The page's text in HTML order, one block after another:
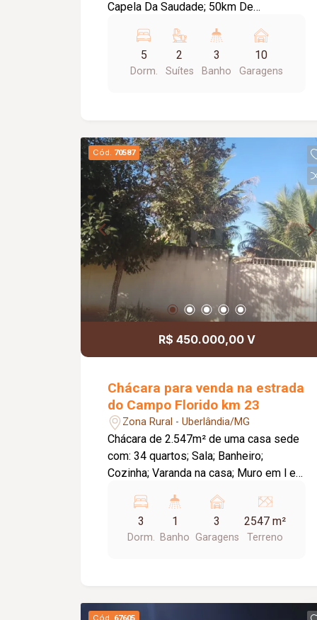
Capela Da Saudade; 50km De
6.300m2; Infra Estrutura Completa; Casa
Simples 350m2 - 5 Quartos Sendo 2
Suítes; Varanda E Fogão A Lenha;
5
Dorm.
2
Suítes
3
Banho
10
Garagens
Cód. 70587
R$ 450.000,00 V
Chácara para venda na estrada
do Campo Florido km 23
Zona Rural - Uberlândia/MG
Chácara de 2.547m² de uma casa sede
com: 34 quartos; Sala; Banheiro;
Cozinha; Varanda na casa; Muro em l e
de frutas e verduras numa excelente
localização.
3
Dorm.
1
Banho
3
Garagens
2547 m²
Terreno
Cód.